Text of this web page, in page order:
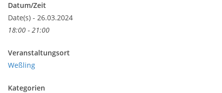
Datum/Zeit
Date(s) - 26.03.2024
18:00 - 21:00
Veranstaltungsort
Weßling
Kategorien